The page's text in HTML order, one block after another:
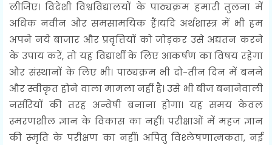
लीजिए। विदेशी विश्वविद्यालयों के पाठ्यक्रम हमारी तुलना में
अधिक नवीन और समसामयिक हैं।यदि अर्थशास्त्र में भी हम
अपने नये बाजार और प्रवृत्तियों को जोड़कर उसे अद्यतन करने
के उपाय करें, तो यह विद्यार्थी के लिए आकर्षण का विषय रहेगा
और संस्थानों के लिए भी। पाठ्यक्रम भी दो-तीन दिन में बनने
और स्वीकृत होने वाला मामला नहीं है। उसे भी बीज बनानेवाली
नर्सरियों की तरह अन्वेषी बनाना होगा। यह समय केवल
स्मरणशील ज्ञान के विकास का नहीं। परीक्षाओं में महज ज्ञान
की स्मृति के परीक्षण का नहीं। अपितु विश्लेषणात्मकता, नई